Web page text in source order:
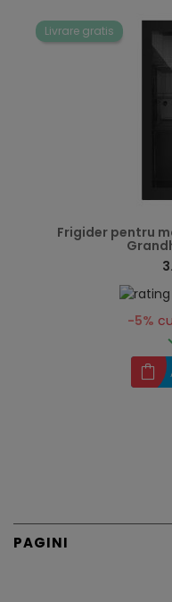
Livrare gratis
Frigider pentru
-5%
PAGINI